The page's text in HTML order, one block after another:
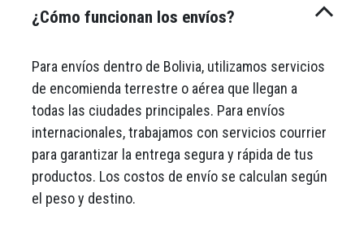
¿Cómo funcionan los envíos?
Para envíos dentro de Bolivia, utilizamos servicios
de encomienda terrestre o aérea que llegan a
todas las ciudades principales. Para envíos
internacionales, trabajamos con servicios courrier
para garantizar la entrega segura y rápida de tus
productos. Los costos de envío se calculan según
el peso y destino.